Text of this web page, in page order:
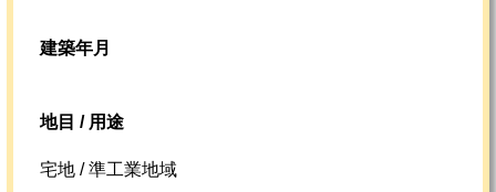
建築年月
地目 / 用途
宅地 / 準工業地域